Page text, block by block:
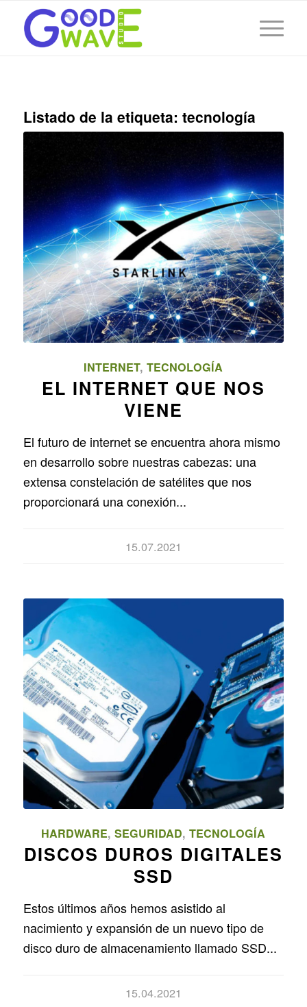
Listado de la etiqueta: tecnología
INTERNET,TECNOLOGÍA
EL INTERNET QUE NOS
VIENE
El futuro de internet se encuentra ahora mismo
en desarrollo sobre nuestras cabezas: una
extensa constelación de satélites que nos
proporcionará una conexión...
15.07.2021
HARDWARE,SEGURIDAD,TECNOLOGÍA
DISCOS DUROS DIGITALES
SSD
Estos últimos años hemos asistido al
nacimiento y expansión de un nuevo tipo de
disco duro de almacenamiento llamado SSD...
15.04.2021